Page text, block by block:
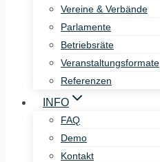
Vereine & Verbände
Parlamente
Betriebsräte
Veranstaltungsformate
Referenzen
INFO
FAQ
Demo
Kontakt